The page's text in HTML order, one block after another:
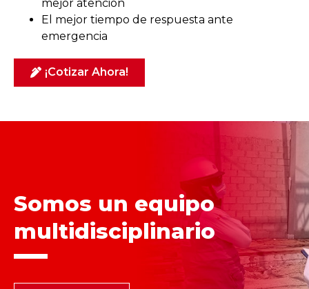
mejor atención
El mejor tiempo de respuesta ante
emergencia
¡Cotizar Ahora!
Somos un equipo
multidisciplinario